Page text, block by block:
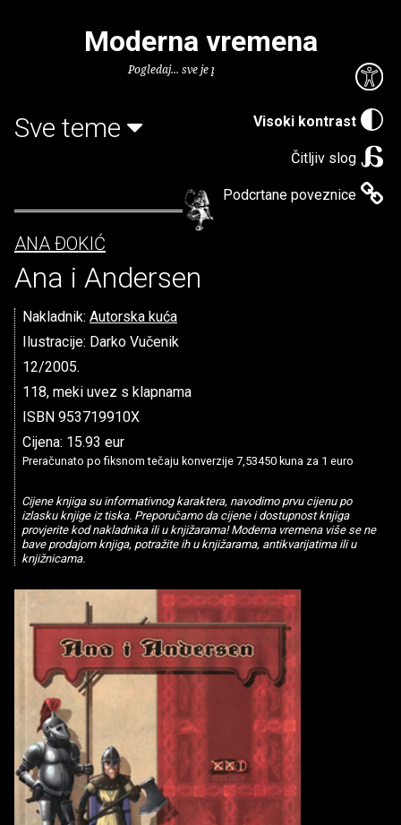
Visoki kontrast
Čitljiv slog
Podcrtane poveznice
Moderna vremena
Pogledaj... sve je puno knjiga.
Sve teme
ANA ÐOKIĆ
Ana i Andersen
Nakladnik: Autorska kuća
Ilustracije: Darko Vučenik
12/2005.
118, meki uvez s klapnama
ISBN 953719910X
Cijena: 15.93 eur
Preračunato po fiksnom tečaju konverzije 7,53450 kuna za 1 euro
Cijene knjiga su informativnog karaktera, navodimo prvu cijenu po
izlasku knjige iz tiska. Preporučamo da cijene i dostupnost knjiga
provjerite kod nakladnika ili u knjižarama! Moderna vremena više se ne
bave prodajom knjiga, potražite ih u knjižarama, antikvarijatima ili u
knjižnicama.